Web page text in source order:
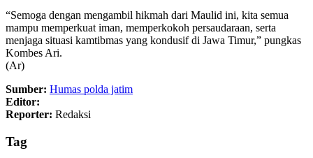
“Semoga dengan mengambil hikmah dari Maulid ini, kita semua
mampu memperkuat iman, memperkokoh persaudaraan, serta
menjaga situasi kamtibmas yang kondusif di Jawa Timur,” pungkas
Kombes Ari.
(Ar)
Sumber: Humas polda jatim
Editor:
Reporter: Redaksi
Tag